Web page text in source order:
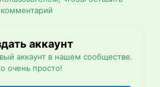
комментарий
аккаунт
аккаунт в нашем сообществе.
очень просто!